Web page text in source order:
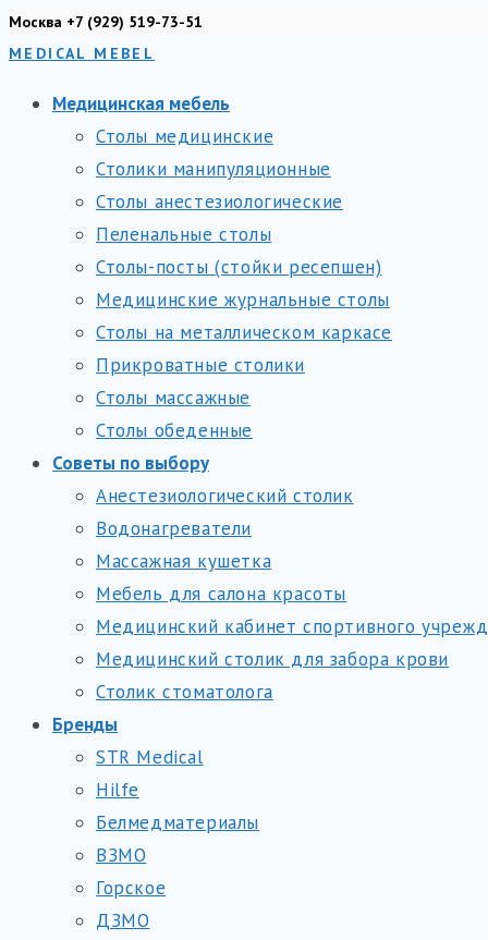
Перейти
к
Москва +7 (929) 519-73-51
MEDICAL MEBEL
Медицинская мебель
Столы медицинские
Столики манипуляционные
Столы анестезиологические
Пеленальные столы
Столы-посты (стойки ресепшен)
Медицинские журнальные столы
Столы на металлическом каркасе
Прикроватные столики
Столы массажные
Столы обеденные
Советы по выбору
Анестезиологический столик
Водонагреватели
Массажная кушетка
Мебель для салона красоты
Медицинский кабинет спортивного
Медицинский столик для забора крови
Столик стоматолога
Бренды
STR Medical
Hilfe
Белмедматериалы
ВЗМО
Горское
ДЗМО